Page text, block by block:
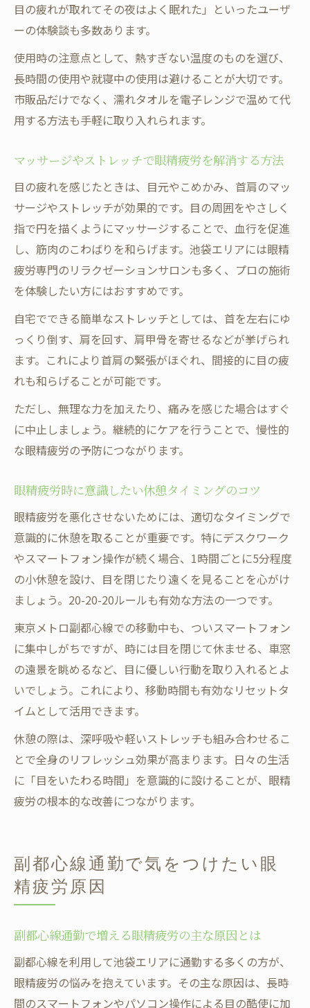
目の疲れが取れてその夜はよく眠れた」といったユーザ
ーの体験談も多数あります。
使用時の注意点として、熱すぎない温度のものを選び、
長時間の使用や就寝中の使用は避けることが大切です。
市販品だけでなく、濡れタオルを電子レンジで温めて代
用する方法も手軽に取り入れられます。
マッサージやストレッチで眼精疲労を解消する方法
目の疲れを感じたときは、目元やこめかみ、首肩のマッ
サージやストレッチが効果的です。目の周囲をやさしく
指で円を描くようにマッサージすることで、血行を促進
し、筋肉のこわばりを和らげます。池袋エリアには眼精
疲労専門のリラクゼーションサロンも多く、プロの施術
を体験したい方にはおすすめです。
自宅でできる簡単なストレッチとしては、首を左右にゆ
っくり倒す、肩を回す、肩甲骨を寄せるなどが挙げられ
ます。これにより首肩の緊張がほぐれ、間接的に目の疲
れも和らげることが可能です。
ただし、無理な力を加えたり、痛みを感じた場合はすぐ
に中止しましょう。継続的にケアを行うことで、慢性的
な眼精疲労の予防につながります。
眼精疲労時に意識したい休憩タイミングのコツ
眼精疲労を悪化させないためには、適切なタイミングで
意識的に休憩を取ることが重要です。特にデスクワーク
やスマートフォン操作が続く場合、1時間ごとに5分程度
の小休憩を設け、目を閉じたり遠くを見ることを心がけ
ましょう。20-20-20ルールも有効な方法の一つです。
東京メトロ副都心線での移動中も、ついスマートフォン
に集中しがちですが、時には目を閉じて休ませる、車窓
の遠景を眺めるなど、目に優しい行動を取り入れるとよ
いでしょう。これにより、移動時間も有効なリセットタ
イムとして活用できます。
休憩の際は、深呼吸や軽いストレッチも組み合わせるこ
とで全身のリフレッシュ効果が高まります。日々の生活
に「目をいたわる時間」を意識的に設けることが、眼精
疲労の根本的な改善につながります。
副都心線通勤で気をつけたい眼
精疲労原因
副都心線通勤で増える眼精疲労の主な原因とは
副都心線を利用して池袋エリアに通勤する多くの方が、
眼精疲労の悩みを抱えています。その主な原因は、長時
間のスマートフォンやパソコン操作による目の酷使に加